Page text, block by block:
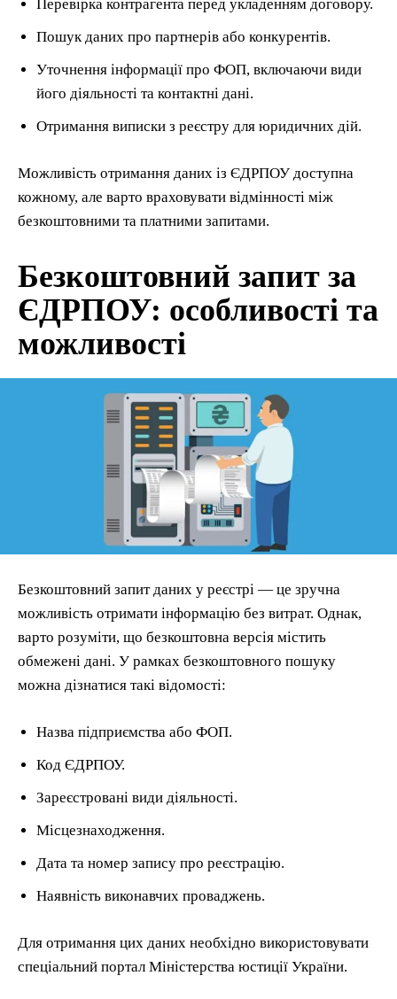
Перевірка контрагента перед укладенням договору.
Пошук даних про партнерів або конкурентів.
Уточнення інформації про ФОП, включаючи види
його діяльності та контактні дані.
Отримання виписки з реєстру для юридичних дій.
Можливість отримання даних із ЄДРПОУ доступна
кожному, але варто враховувати відмінності між
безкоштовними та платними запитами.
Безкоштовний запит за
ЄДРПОУ: особливості та
можливості
Безкоштовний запит даних у реєстрі — це зручна
можливість отримати інформацію без витрат. Однак,
варто розуміти, що безкоштовна версія містить
обмежені дані. У рамках безкоштовного пошуку
можна дізнатися такі відомості:
Назва підприємства або ФОП.
Код ЄДРПОУ.
Зареєстровані види діяльності.
Місцезнаходження.
Дата та номер запису про реєстрацію.
Наявність виконавчих проваджень.
Для отримання цих даних необхідно використовувати
спеціальний портал Міністерства юстиції України.